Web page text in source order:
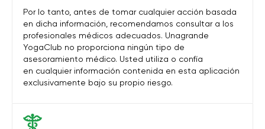
Por lo tanto, antes de tomar cualquier acción basada
en dicha información, recomendamos consultar a los
profesionales médicos adecuados. Unagrande
YogaClub no proporciona ningún tipo de
asesoramiento médico. Usted utiliza o confía
en cualquier información contenida en esta aplicación
exclusivamente bajo su propio riesgo.